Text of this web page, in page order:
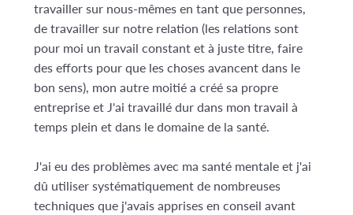
travailler sur nous-mêmes en tant que personnes,
de travailler sur notre relation (les relations sont
pour moi un travail constant et à juste titre, faire
des efforts pour que les choses avancent dans le
bon sens), mon autre moitié a créé sa propre
entreprise et J'ai travaillé dur dans mon travail à
temps plein et dans le domaine de la santé.
J'ai eu des problèmes avec ma santé mentale et j'ai
dû utiliser systématiquement de nombreuses
techniques que j'avais apprises en conseil avant